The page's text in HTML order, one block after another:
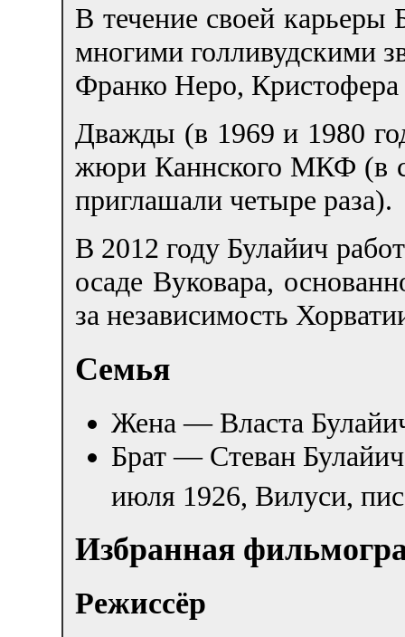
В течение своей карьеры
многими голливудскими
Франко Неро,
Дважды (в 1969 и 1980
жюри Каннского МКФ (в
приглашали четыре раза).
В 2012 году Булайич
осаде Вуковара,
за независимость
Семья
Жена — Власта
Брат — Стеван
июля 1926, Вилуси,
Избранная
Режиссёр